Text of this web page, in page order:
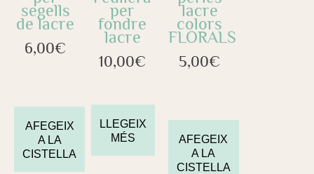
segells
de lacre
6,00€
AFEGEIX
A LA
CISTELLA
per
fondre
lacre
10,00€
LLEGEIX
MÉS
lacre
colors
FLORALS
5,00€
AFEGEIX
A LA
CISTELLA